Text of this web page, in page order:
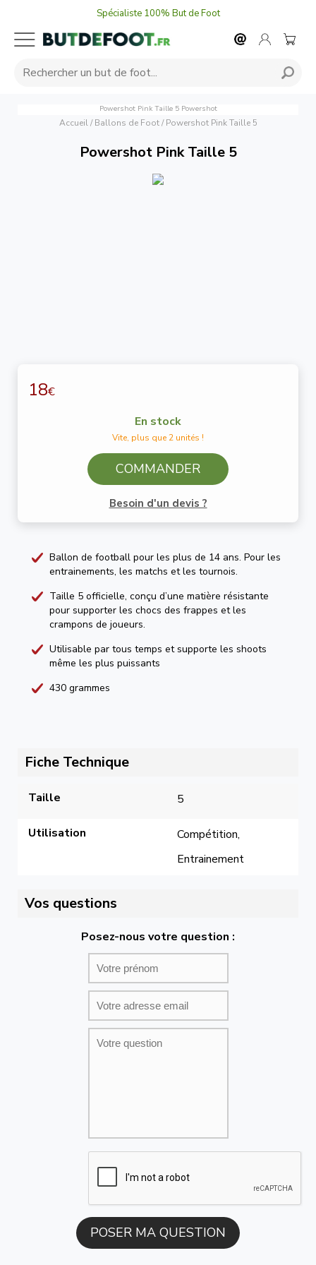
Spécialiste 100% But de Foot
Powershot Pink Taille 5 Powershot
Accueil/ Ballons de Foot/ Powershot Pink Taille 5
Powershot Pink Taille 5
18€
En stock
Vite, plus que 2 unités !
COMMANDER
Besoin d'un devis ?
Ballon de football pour les plus de 14 ans. Pour les
entrainements, les matchs et les tournois.
Taille 5 officielle, conçu d’une matière résistante
pour supporter les chocs des frappes et les
crampons de joueurs.
Utilisable par tous temps et supporte les shoots
même les plus puissants
430 grammes
Fiche Technique
Taille 5
Utilisation
Compétition,
Entrainement
Vos questions
Posez-nous votre question :